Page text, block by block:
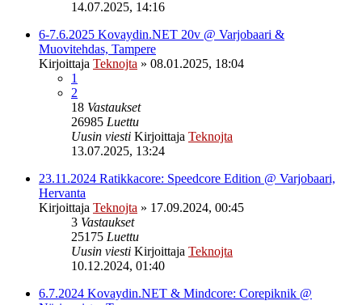
14.07.2025, 14:16
6-7.6.2025 Kovaydin.NET 20v @ Varjobaari &
Muovitehdas, Tampere
Kirjoittaja Teknojta » 08.01.2025, 18:04
1
2
18 Vastaukset
26985 Luettu
Uusin viesti Kirjoittaja Teknojta
13.07.2025, 13:24
23.11.2024 Ratikkacore: Speedcore Edition @ Varjobaari,
Hervanta
Kirjoittaja Teknojta » 17.09.2024, 00:45
3 Vastaukset
25175 Luettu
Uusin viesti Kirjoittaja Teknojta
10.12.2024, 01:40
6.7.2024 Kovaydin.NET & Mindcore: Corepiknik @